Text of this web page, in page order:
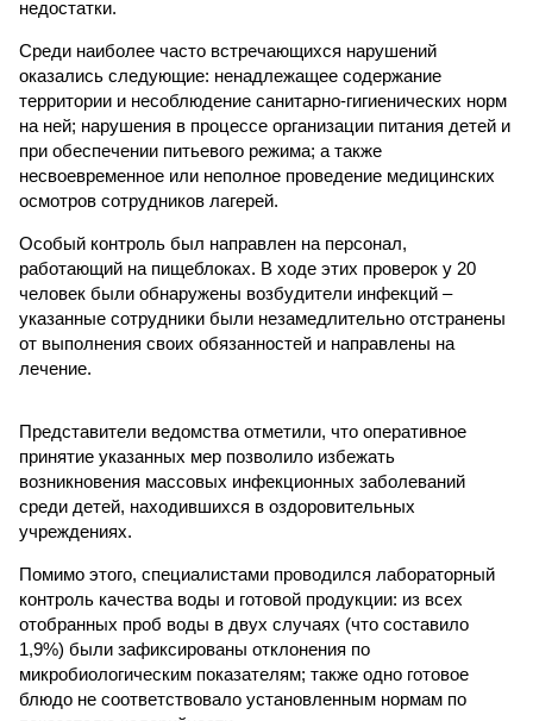
недостатки.
Среди наиболее часто встречающихся нарушений
оказались следующие: ненадлежащее содержание
территории и несоблюдение санитарно-гигиенических норм
на ней; нарушения в процессе организации питания детей и
при обеспечении питьевого режима; а также
несвоевременное или неполное проведение медицинских
осмотров сотрудников лагерей.
Особый контроль был направлен на персонал,
работающий на пищеблоках. В ходе этих проверок у 20
человек были обнаружены возбудители инфекций –
указанные сотрудники были незамедлительно отстранены
от выполнения своих обязанностей и направлены на
лечение.
Представители ведомства отметили, что оперативное
принятие указанных мер позволило избежать
возникновения массовых инфекционных заболеваний
среди детей, находившихся в оздоровительных
учреждениях.
Помимо этого, специалистами проводился лабораторный
контроль качества воды и готовой продукции: из всех
отобранных проб воды в двух случаях (что составило
1,9%) были зафиксированы отклонения по
микробиологическим показателям; также одно готовое
блюдо не соответствовало установленным нормам по